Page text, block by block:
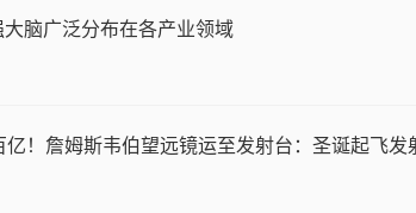
脑广泛分布在各产业领域
！詹姆斯韦伯望远镜运至发射台：圣诞起飞